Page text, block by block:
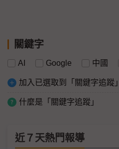
關鍵字
AI Google 中國
加入已選取到「關鍵字追蹤」
什麼是「關鍵字追蹤」
近７天熱門報導